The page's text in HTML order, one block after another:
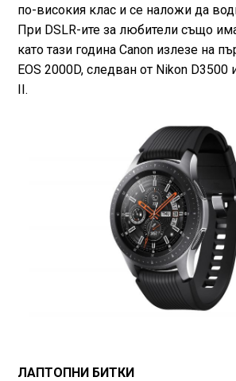
по-високия клас и се наложи да
При DSLR-ите за любители също
като тази година Canon излезе на
EOS 2000D, следван от Nikon D3500
II.
ЛАПТОПНИ БИТКИ